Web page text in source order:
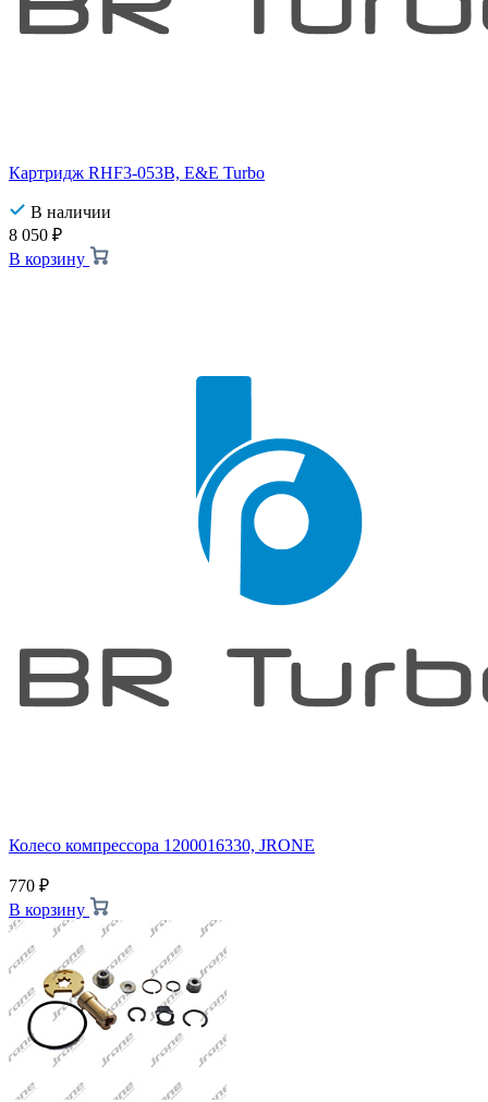
Картридж RHF3-053B, E&E Turbo
В наличии
8 050 ₽
В корзину
Колесо компрессора 1200016330, JRONE
770 ₽
В корзину